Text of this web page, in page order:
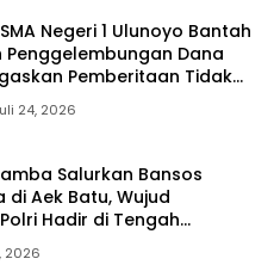
Negeri 1 Ulunoyo Bantah
Penggelembungan Dana
Pemberitaan Tidak
24, 2026
Salurkan Bansos
di Aek Batu, Wujud
Hadir di Tengah
2026